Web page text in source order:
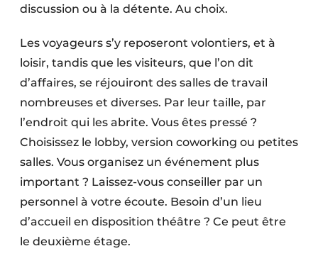
discussion ou à la détente. Au choix.
Les voyageurs s’y reposeront volontiers, et à
loisir, tandis que les visiteurs, que l’on dit
d’affaires, se réjouiront des salles de travail
nombreuses et diverses. Par leur taille, par
l’endroit qui les abrite. Vous êtes pressé ?
Choisissez le lobby, version coworking ou petites
salles. Vous organisez un événement plus
important ? Laissez-vous conseiller par un
personnel à votre écoute. Besoin d’un lieu
d’accueil en disposition théâtre ? Ce peut être
le deuxième étage.